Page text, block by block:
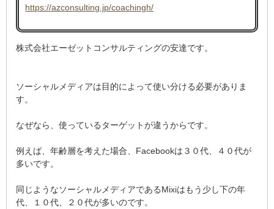
https://azconsulting.jp/coachingh/
株式会社エーゼットコンサルティングの安達です。
ソーシャルメディアは目的によって使い分ける必要がありま
す。
なぜなら、使っているターゲットが違うからです。
例えば、年齢層を考えた場合、Facebookは３０代、４０代が
多いです。
同じようなソーシャルメディアであるMixiはもう少し下の年
代、１０代、２０代が多いのです。